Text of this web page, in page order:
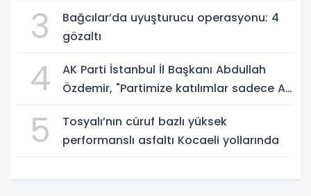
3
Bağcılar’da uyuşturucu operasyonu: 4
gözaltı
4
AK Parti İstanbul İl Başkanı Abdullah
Özdemir, "Partimize katılımlar sadece AK
5
Tosyalı’nın cüruf bazlı yüksek
performanslı asfaltı Kocaeli yollarında